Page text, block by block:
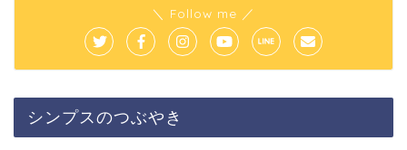
＼ Follow me ／
シンプスのつぶやき